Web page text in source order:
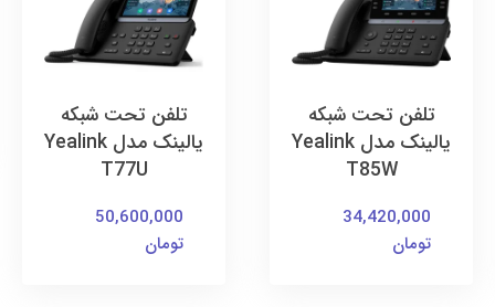
تلفن تحت شبکه
یالینک مدل Yealink
T85W
34,420,000
تومان
تلفن تحت شبکه
یالینک مدل Yealink
T77U
50,600,000
تومان